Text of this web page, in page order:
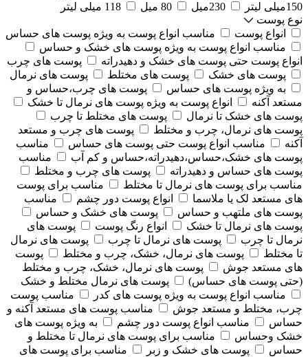
150میلی لیتر
230میل 80 میل
118 میلی لیتر
نوع پوست
انواع پوست
مناسب انواع پوست به ویژه پوست های حساس
مناسب انواع پوست به ویژه پوست های خشک و حساس
انواع پوست حتی پوست های خشک و دهیدراته
پوست های چرب
پوست های خشک
پوست های مختلط
پوست های نرمال
به ویژه پوست های حساس
پوست های چرب،حساس و
مستعد آکنه
انواع پوست به ویژه پوست های نرمال تا خشک
پوست های خشک تا نرمال
پوست های مختلط تا چرب
پوست های نرمال، چرب و مختلط
پوست های چرب و مستعد
آکنه
مناسب انواع پوست حتی پوست های حساس
مناسب
پوست های خشک،حساس،دهیدراته،حساس و کم آب
مناسب
پوست های حساس و دهیدراته
پوست های چرب و مختلط
مناسب برای پوست های نرمال تا مختلط
مناسب برای پوست
های مستعد لک یا ملاسما
انواع پوست دور چشم
مناسب
پوست های ملتهب و حساس
پوست های خشک و حساس
پوست های نرمال تا خشک
انواع رنگ پوست
پوست های
نرمال تا چرب
پوست های نرمال تا چرب
پوست های نرمال
تا مختلط
پوست های نرمال، خشک، چرب و مختلط
پوست
های مستعد جوش
پوست های نرمال، خشک، چرب و مختلط
(حتی پوست های حساس)
پوست های نرمال مختلط و خشک
مناسب انواع پوست به ویژه پوست های کدر
مناسب پوست
چرب، مختلط و مستعد جوش
مناسب پوست های مستعد آکنه و
حساس
مناسب انواع پوست دور چشم
به ویژه پوست های
خشک وحساس
مناسب برای پوست های نرمال تا مختلط و
حساس
پوست های خشک و زبر
مناسب برای پوست های